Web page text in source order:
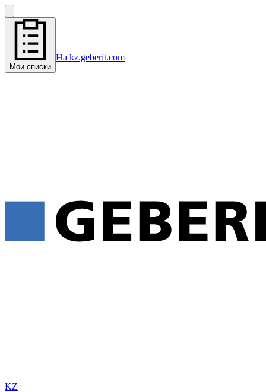
Мои списки
На kz.geberit.com
KZ